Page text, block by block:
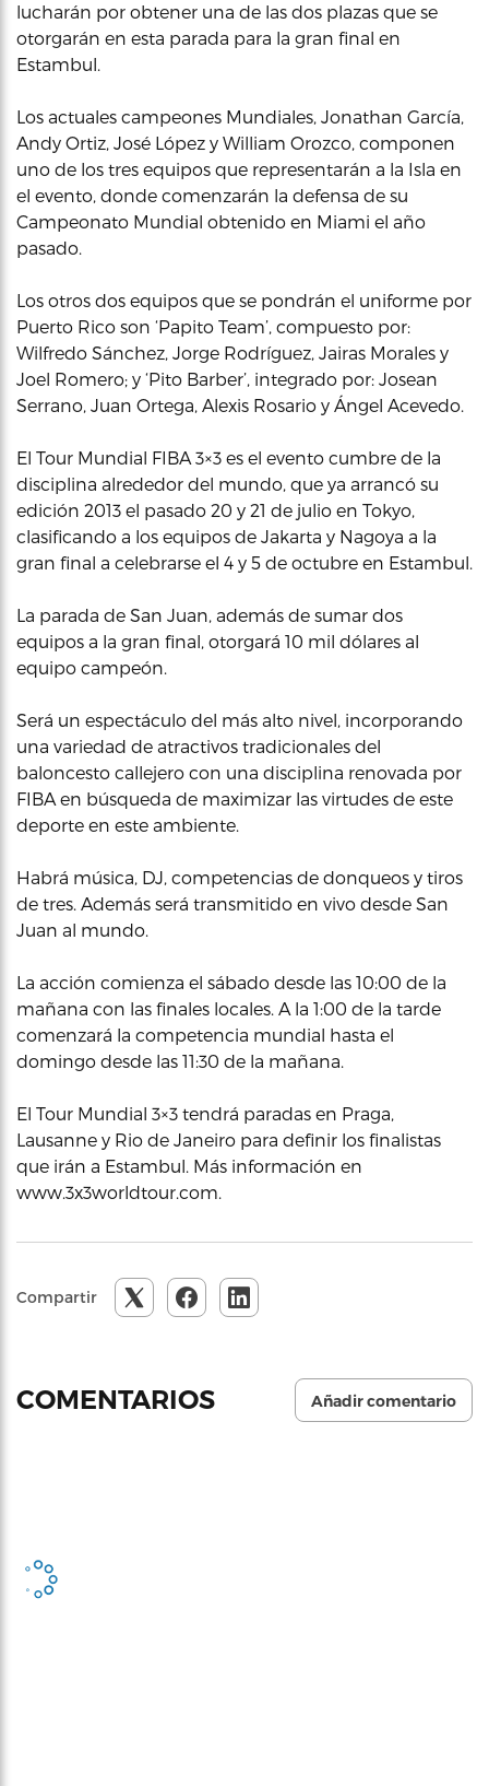
lucharán por obtener una de las dos plazas que se
otorgarán en esta parada para la gran final en
Estambul.
Los actuales campeones Mundiales, Jonathan García,
Andy Ortiz, José López y William Orozco, componen
uno de los tres equipos que representarán a la Isla en
el evento, donde comenzarán la defensa de su
Campeonato Mundial obtenido en Miami el año
pasado.
Los otros dos equipos que se pondrán el uniforme por
Puerto Rico son ‘Papito Team’, compuesto por:
Wilfredo Sánchez, Jorge Rodríguez, Jairas Morales y
Joel Romero; y ‘Pito Barber’, integrado por: Josean
Serrano, Juan Ortega, Alexis Rosario y Ángel Acevedo.
El Tour Mundial FIBA 3×3 es el evento cumbre de la
disciplina alrededor del mundo, que ya arrancó su
edición 2013 el pasado 20 y 21 de julio en Tokyo,
clasificando a los equipos de Jakarta y Nagoya a la
gran final a celebrarse el 4 y 5 de octubre en Estambul.
La parada de San Juan, además de sumar dos
equipos a la gran final, otorgará 10 mil dólares al
equipo campeón.
Será un espectáculo del más alto nivel, incorporando
una variedad de atractivos tradicionales del
baloncesto callejero con una disciplina renovada por
FIBA en búsqueda de maximizar las virtudes de este
deporte en este ambiente.
Habrá música, DJ, competencias de donqueos y tiros
de tres. Además será transmitido en vivo desde San
Juan al mundo.
La acción comienza el sábado desde las 10:00 de la
mañana con las finales locales. A la 1:00 de la tarde
comenzará la competencia mundial hasta el
domingo desde las 11:30 de la mañana.
El Tour Mundial 3×3 tendrá paradas en Praga,
Lausanne y Rio de Janeiro para definir los finalistas
que irán a Estambul. Más información en
www.3x3worldtour.com.
Compartir
COMENTARIOS Añadir comentario